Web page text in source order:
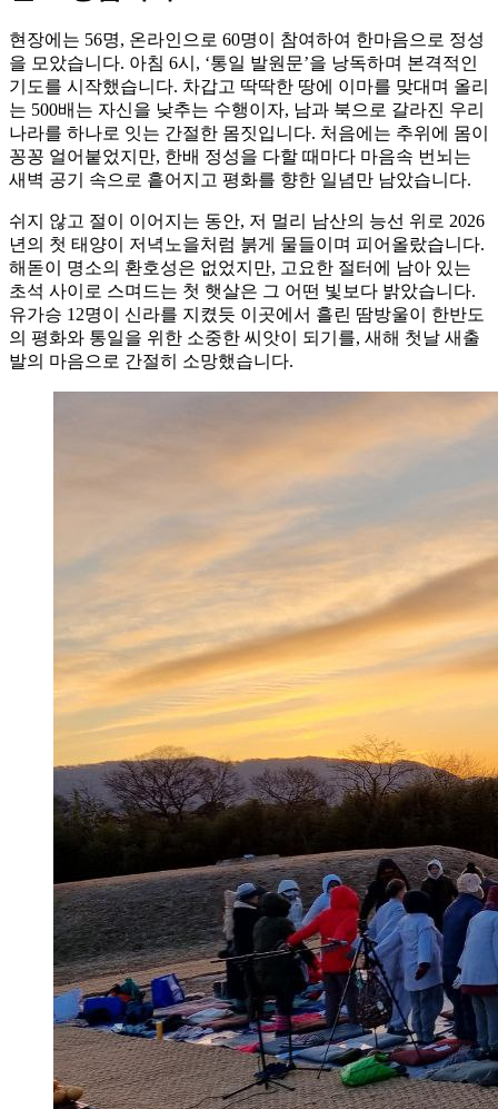
현장에는 56명, 온라인으로 60명이 참여하여 한마음으로 정성
을 모았습니다. 아침 6시, ‘통일 발원문’을 낭독하며 본격적인
기도를 시작했습니다. 차갑고 딱딱한 땅에 이마를 맞대며 올리
는 500배는 자신을 낮추는 수행이자, 남과 북으로 갈라진 우리
나라를 하나로 잇는 간절한 몸짓입니다. 처음에는 추위에 몸이
꽁꽁 얼어붙었지만, 한배 정성을 다할 때마다 마음속 번뇌는
새벽 공기 속으로 흩어지고 평화를 향한 일념만 남았습니다.
쉬지 않고 절이 이어지는 동안, 저 멀리 남산의 능선 위로 2026
년의 첫 태양이 저녁노을처럼 붉게 물들이며 피어올랐습니다.
해돋이 명소의 환호성은 없었지만, 고요한 절터에 남아 있는
초석 사이로 스며드는 첫 햇살은 그 어떤 빛보다 밝았습니다.
유가승 12명이 신라를 지켰듯 이곳에서 흘린 땀방울이 한반도
의 평화와 통일을 위한 소중한 씨앗이 되기를, 새해 첫날 새출
발의 마음으로 간절히 소망했습니다.